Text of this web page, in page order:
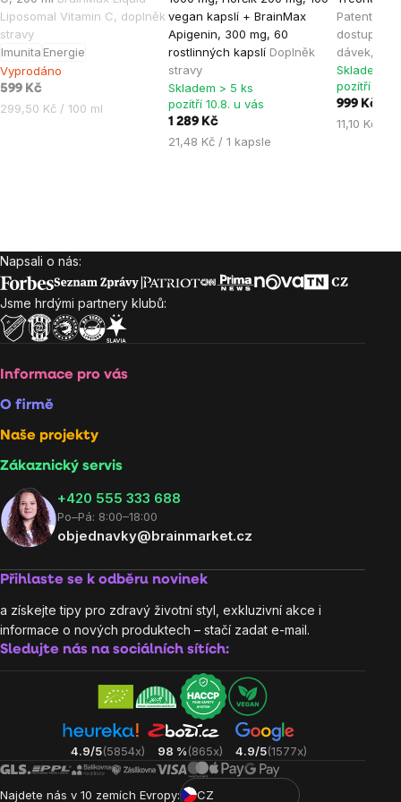
Liposomal Vitamin C, doplněk
stravy
Imunita Energie
produktu
je
5,0
z
5
hvězdiček.
Vyprodáno
599 Kč
Měrná
299,50 Kč / 100 ml
vegan kapslí + BrainMax
Apigenin, 300 mg, 60
rostlinných kapslí Doplněk
stravy
produktu
je
5,0
z
5
hvězdiček.
Skladem > 5 ks
pozítří 10.8. u vás
1 289 Kč
Měrná
21,48 Kč / 1 kapsle
dávek,
produktu
je
5,0
z
5
Skladem >
pozítří
999 Kč
Měrná
11,10 Kč / 1
Zápatí
Napsali o nás:
Jsme hrdými partnery klubů:
Informace pro vás
O firmě
Naše projekty
Zákaznický servis
‭+420 555 333 688
Po–Pá: 8:00–18:00
objednavky@brainmarket.cz
Přihlaste se k odběru novinek
a získejte tipy pro zdravý životní styl, exkluzivní akce i
informace o nových produktech – stačí zadat e-mail.
Sledujte nás na sociálních sítích:
4.9/5(5854x) 98 %(865x) 4.9/5(1577x)
Najdete nás v 10 zemích Evropy: CZ